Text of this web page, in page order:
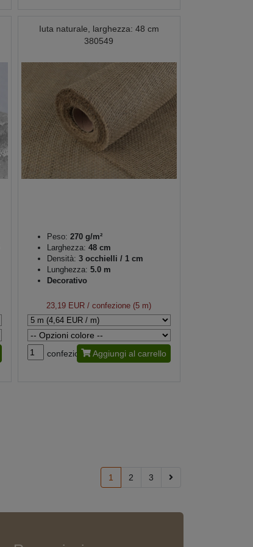
Iuta naturale, larghezza: 48 cm
380549
Peso: 270 g/m²
Larghezza: 48 cm
Densità: 3 occhielli / 1 cm
Lunghezza: 5.0 m
Decorativo
23,19 EUR / confezione (5 m)
confezione Aggiungi al carrello
1 2 3